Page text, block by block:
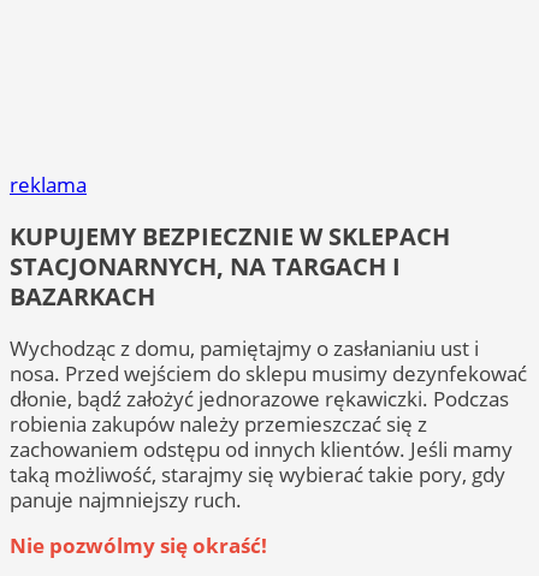
reklama
KUPUJEMY BEZPIECZNIE W SKLEPACH
STACJONARNYCH, NA TARGACH I
BAZARKACH
Wychodząc z domu, pamiętajmy o zasłanianiu ust i
nosa. Przed wejściem do sklepu musimy dezynfekować
dłonie, bądź założyć jednorazowe rękawiczki. Podczas
robienia zakupów należy przemieszczać się z
zachowaniem odstępu od innych klientów. Jeśli mamy
taką możliwość, starajmy się wybierać takie pory, gdy
panuje najmniejszy ruch.
Nie pozwólmy się okraść!